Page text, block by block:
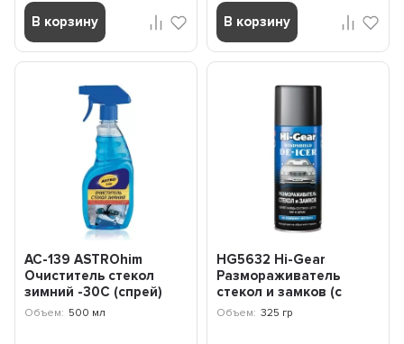
В корзину В корзину
AC-139 ASTROhim
Очиститель стекол
зимний -30С (спрей)
(500 мл)
Объем: 500 мл
HG5632 Hi-Gear
Размораживатель
стекол и замков (с
трубочкой-
Объем: 325 гр